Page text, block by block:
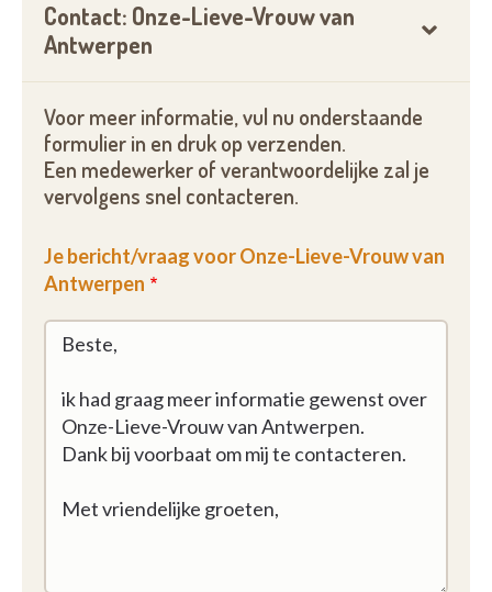
Contact: Onze-Lieve-Vrouw van
Antwerpen
Voor meer informatie, vul nu onderstaande
formulier in en druk op verzenden.
Een medewerker of verantwoordelijke zal je
vervolgens snel contacteren.
Je bericht/vraag voor Onze-Lieve-Vrouw van
Antwerpen